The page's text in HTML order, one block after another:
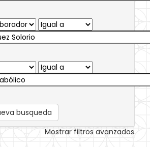
busqueda
Mostrar filtros avanzados